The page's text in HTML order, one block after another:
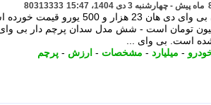
1404، 15:47 80313333
گران ترین تیپ سدان بی وای دی هان 23
و 713 میلیون تومان است - شش مدل سدان پرچم دار
است. بی وای ...
- میلیارد - مشخصات - ارزش - پرچم